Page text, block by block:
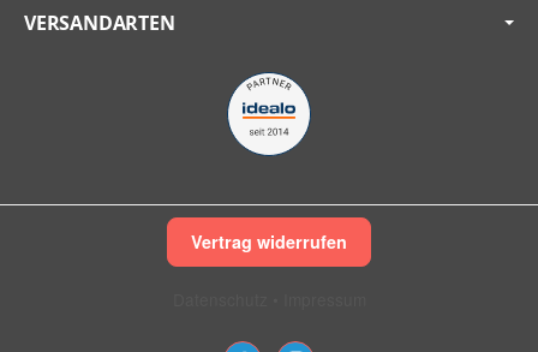
VERSANDARTEN
Vertrag widerrufen